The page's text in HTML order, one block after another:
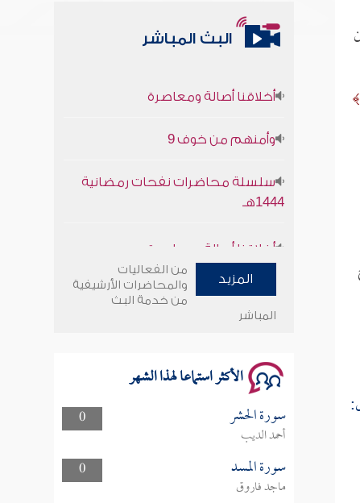
البث المباشر
1444هـ
وأمنهم من خوف 9
سلسلة محاضرات نفحات رمضانية
المزيد
من الفعاليات
والمحاضرات الأرشيفية
من خدمة البث
المباشر
الأكثر استماعا لهذا الشهر
0 سورة الحشر
أحمد الديب
0
سورة المسد
ماجد فاروق